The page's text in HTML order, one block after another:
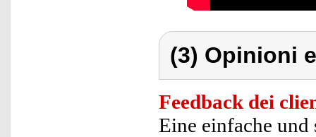
(3) Opinioni
Feedback dei
Eine einfache